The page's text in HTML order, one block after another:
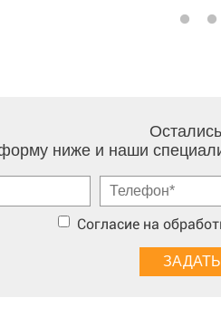
ниже и наши
Согласие на